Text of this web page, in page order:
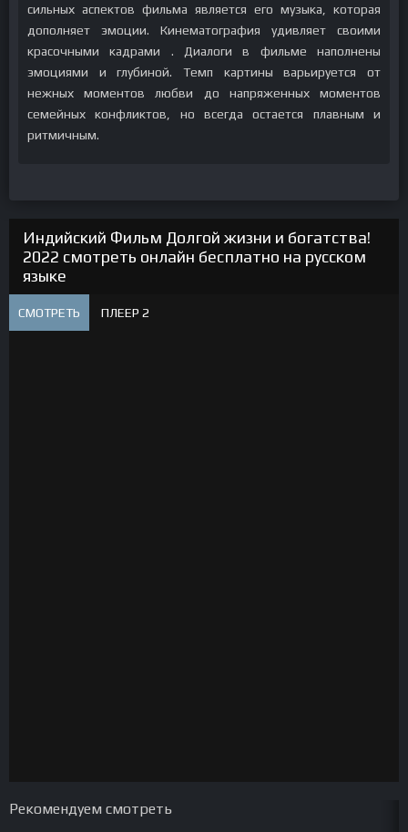
сильных аспектов фильма является его музыка, которая
дополняет эмоции. Кинематография удивляет своими
красочными кадрами . Диалоги в фильме наполнены
эмоциями и глубиной. Темп картины варьируется от
нежных моментов любви до напряженных моментов
семейных конфликтов, но всегда остается плавным и
ритмичным.
Индийский Фильм Долгой жизни и богатства!
2022 смотреть онлайн бесплатно на русском
языке
СМОТРЕТЬ ПЛЕЕР 2
Рекомендуем смотреть